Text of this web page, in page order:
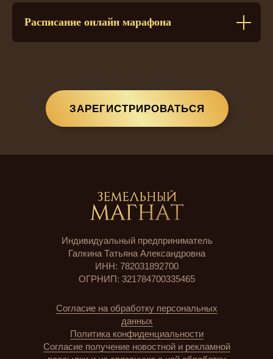
Расписание онлайн марафона
ЗАРЕГИСТРИРОВАТЬСЯ
Индивидуальный предприниматель
Галкина Татьяна Александровна
ИНН: 782031892700
ОГРНИП: 321784700335465
Согласие на обработку персональных
данных
Политика конфиденциальности
Согласие получение новостной и рекламной